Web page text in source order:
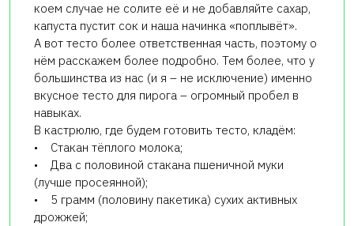
коем случае не солите её и не добавляйте сахар,
капуста пустит сок и наша начинка «поплывёт».
А вот тесто более ответственная часть, поэтому о
нём расскажем более подробно. Тем более, что у
большинства из нас (и я – не исключение) именно
вкусное тесто для пирога – огромный пробел в
навыках.
В кастрюлю, где будем готовить тесто, кладём:
• Стакан тёплого молока;
• Два с половиной стакана пшеничной муки
(лучше просеянной);
• 5 грамм (половину пакетика) сухих активных
дрожжей;